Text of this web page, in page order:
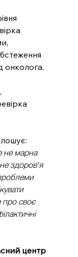
онколога,
не марна
здоров’я
про своє
центр